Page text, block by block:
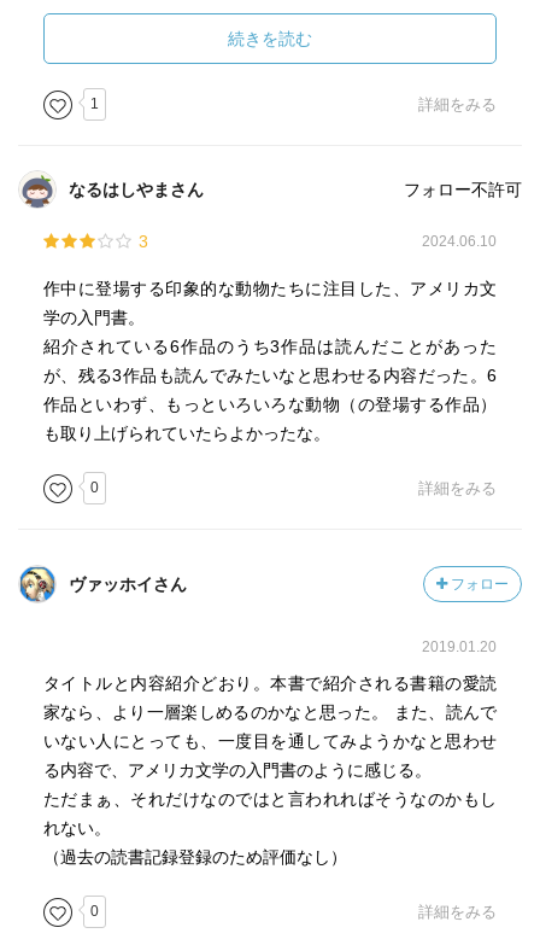
て、ああこの本読んでみたいなあ、読みかえそうかなあ、
と思うこと多々あり。
続きを読む
1 詳細をみる
なるはしやまさん フォロー不許可
3 2024.06.10
作中に登場する印象的な動物たちに注目した、アメリカ文
学の入門書。
紹介されている6作品のうち3作品は読んだことがあった
が、残る3作品も読んでみたいなと思わせる内容だった。6
作品といわず、もっといろいろな動物（の登場する作品）
も取り上げられていたらよかったな。
0 詳細をみる
ヴァッホイさん フォロー
2019.01.20
タイトルと内容紹介どおり。本書で紹介される書籍の愛読
家なら、より一層楽しめるのかなと思った。 また、読んで
いない人にとっても、一度目を通してみようかなと思わせ
る内容で、アメリカ文学の入門書のように感じる。
ただまぁ、それだけなのではと言われればそうなのかもし
れない。
（過去の読書記録登録のため評価なし）
0 詳細をみる